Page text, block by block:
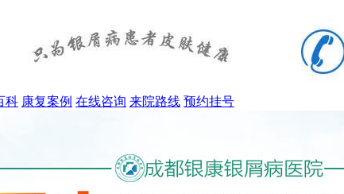
科 康复案例 在线咨询 来院路线 预约挂号